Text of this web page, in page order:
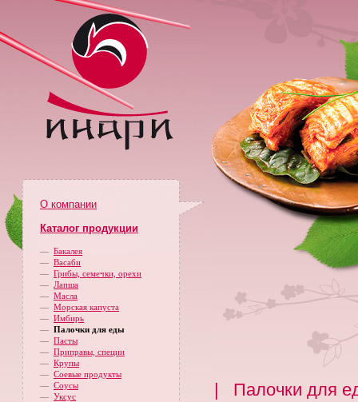
О компании
Каталог продукции
— Бакалея
— Васаби
— Грибы, семечки, орехи
— Лапша
— Масла
— Морская капуста
— Имбирь
— Палочки для еды
— Пасты
— Приправы, специи
— Крупы
— Соевые продукты
— Соусы
— Уксус
| Палочки для